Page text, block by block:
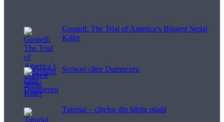
Gosnell: The Trial of America’s Biggest Serial
Killer
Scrisori către Dumnezeu
Tutorial – cățeluș din hârtie pliată